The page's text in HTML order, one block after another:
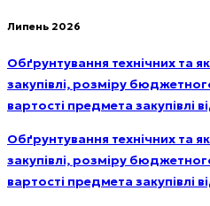
Липень 2026
Обґрунтування технічних та
закупівлі, розміру
вартості предмета закупівлі
Обґрунтування технічних та
закупівлі, розміру
вартості предмета закупівлі